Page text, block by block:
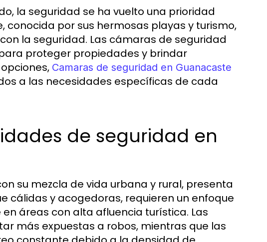
la seguridad se ha vuelto una prioridad
conocida por sus hermosas playas y turismo,
la seguridad. Las cámaras de seguridad
proteger propiedades y brindar
Camaras de seguridad en Guanacaste
a las necesidades específicas de cada
de seguridad en
su mezcla de vida urbana y rural, presenta
cálidas y acogedoras, requieren un enfoque
áreas con alta afluencia turística. Las
más expuestas a robos, mientras que las